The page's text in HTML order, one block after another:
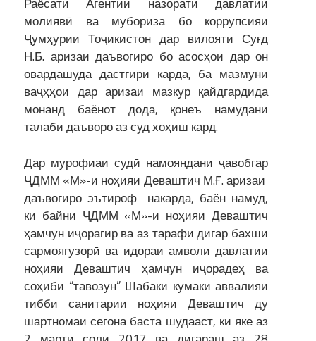
молиявӣ ва мубориза бо коррупсияи
Ҷумҳурии Тоҷикистон дар вилояти Суғд
Н.Б. аризаи даъвогиро бо асосҳои дар он
овардашуда дастгири карда, ба мазмуни
ваҷҳҳои дар аризаи мазкур қайдгардида
монанд баёнот дода, қонеъ намудани
талаби даъворо аз суд хоҳиш кард.
Дар мурофиаи судӣ намояндани ҷавобгар
ҶДММ «М»-и ноҳияи Деваштич М.Ғ. аризаи
даъвогиро эътироф накарда, баён намуд,
ки байни ҶДММ «М»-и ноҳияи Деваштич
ҳамчун иҷорагир ва аз тарафи дигар бахши
сармоягузорӣ ва идораи амволи давлатии
ноҳияи Деваштич ҳамчун иҷорадеҳ ва
соҳиби “тавозун” Шабаки кумаки аввалияи
тибби санитарии ноҳияи Деваштич ду
шартномаи сегона баста шудааст, ки яке аз